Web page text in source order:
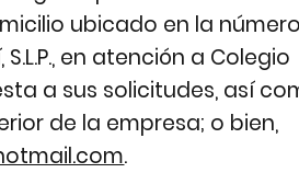
ubicado en la número
en atención a Colegio
a sus solicitudes, así
de la empresa; o bien,
.